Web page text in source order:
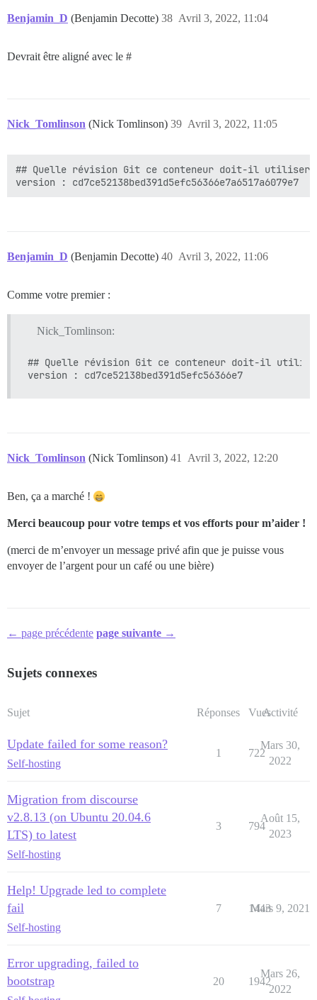
Benjamin_D (Benjamin Decotte) Avril 3, 2022, 11:04
38
Devrait être aligné avec le #
Nick_Tomlinson (Nick Tomlinson) Avril 3, 2022, 11:05
39
## Quelle révision Git ce conteneur doit-il utiliser
Benjamin_D (Benjamin Decotte) Avril 3, 2022, 11:06
40
Comme votre premier :
Nick_Tomlinson:
## Quelle révision Git ce conteneur doit-il
Nick_Tomlinson (Nick Tomlinson) Avril 3, 2022, 12:20
41
Ben, ça a marché !
Merci beaucoup pour votre temps et vos efforts pour m’aider !
(merci de m’envoyer un message privé afin que je puisse vous
envoyer de l’argent pour un café ou une bière)
← page précédente page suivante →
Sujets connexes
Sujet Réponses VuesActivité
Update failed for some reason?
Self-hosting
1 722
Mars 30,
2022
Migration from discourse
v2.8.13 (on Ubuntu 20.04.6
LTS) to latest
Self-hosting
3 794
Août 15,
2023
Help! Upgrade led to complete
fail
Self-hosting
7 1443
Mars 9, 2021
Error upgrading, failed to
bootstrap
20 1942
Mars 26,
2022